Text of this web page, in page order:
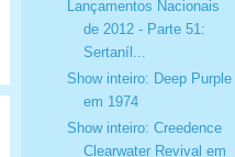
Lançamentos Nacionais
de 2012 - Parte 51:
Sertaníl...
Show inteiro: Deep Purple
em 1974
Show inteiro: Creedence
Clearwater Revival em